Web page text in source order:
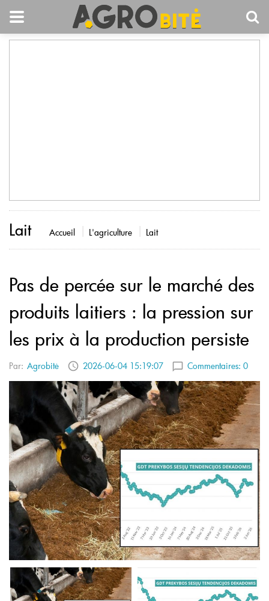
Lait Accueil L'agriculture Lait
Pas de percée sur le marché des
produits laitiers : la pression sur
les prix à la production persiste
Par: Agrobitė 2026-06-04 15:19:07 Commentaires: 0